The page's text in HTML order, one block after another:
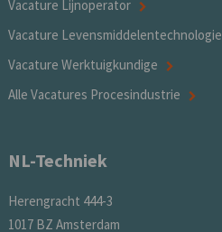
Vacature Lijnoperator
Vacature Levensmiddelentechnologie
Vacature Werktuigkundige
Alle Vacatures Procesindustrie
NL-Techniek
Herengracht 444-3
1017 BZ Amsterdam